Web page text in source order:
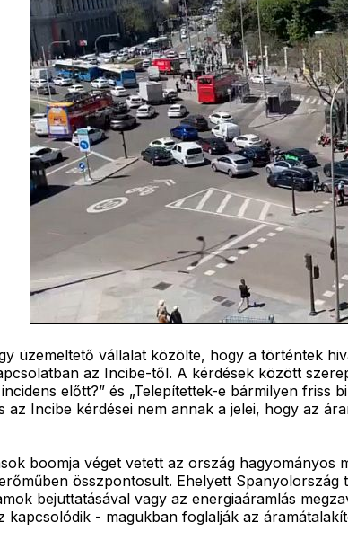
üzemeltető vállalat közölte, hogy a történtek
az Incibe-től. A kérdések között
előtt?” és „Telepítettek-e bármilyen
Incibe kérdései nem annak a jelei, hogy az
boomja véget vetett az ország
összpontosult. Ehelyett
bejuttatásával vagy az energiaáramlás
kapcsolódik - magukban foglalják az